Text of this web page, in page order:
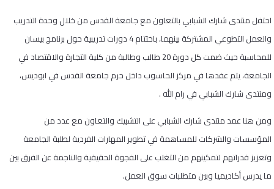
احتفل منتدى شارك الشبابي بالتعاون مع جامعة القدس من خلال وحدة التدريب
والعمل التطوعي المشتركة بينهما، باختتام 4 دورات تدريبية حول برنامج بيسان
للمحاسبة حيث ضمت كل دورة 20 طالب وطالبة من كلية التجارة والاقتصاد في
الجامعة، يتم عقدها في مركز الحاسوب داخل حرم جامعة القدس في ابوديس،
ومنتدى شارك الشبابي في رام الله .
ومن هنا عمد منتدى شارك الشبابي على التشبيك والتعاون مع عدد من
المؤسسات والشركات للمساهمة في تطوير المهارات الفردية لطلبة الجامعة
وتعزيز قدراتهم لتمكينهم من التغلب على الفجوة الحقيقية والناجمة عن الفرق بين
ما يدرس أكاديميا وبين متطلبات سوق العمل.